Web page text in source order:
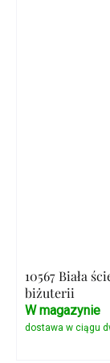
10567 Biała
biżuterii
W magazynie